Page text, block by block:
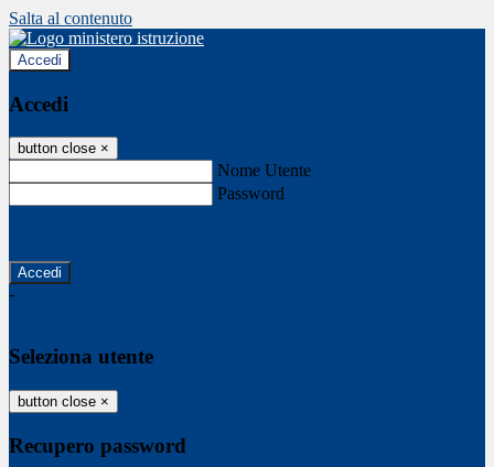
Salta al contenuto
Accedi
Accedi
button close ×
Nome Utente
Password
-
Seleziona utente
button close ×
Recupero password